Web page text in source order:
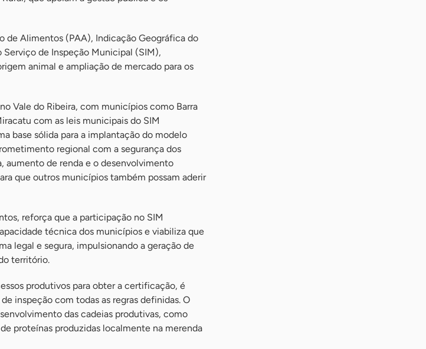
de Alimentos (PAA), Indicação Geográfica do
de Inspeção Municipal (SIM),
animal e ampliação de mercado para os
Vale do Ribeira, com municípios como Barra
com as leis municipais do SIM
base sólida para a implantação do modelo
regional com a segurança dos
aumento de renda e o desenvolvimento
que outros municípios também possam aderir
reforça que a participação no SIM
técnica dos municípios e viabiliza que
legal e segura, impulsionando a geração de
território.
produtivos para obter a certificação, é
inspeção com todas as regras definidas. O
das cadeias produtivas, como
proteínas produzidas localmente na merenda